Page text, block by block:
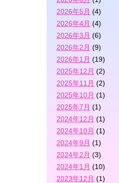
2026年5月 (4)
2026年4月 (4)
2026年3月 (6)
2026年2月 (9)
2026年1月 (19)
2025年12月 (2)
2025年11月 (2)
2025年10月 (1)
2025年7月 (1)
2024年12月 (1)
2024年10月 (1)
2024年9月 (1)
2024年2月 (3)
2024年1月 (10)
2023年12月 (1)